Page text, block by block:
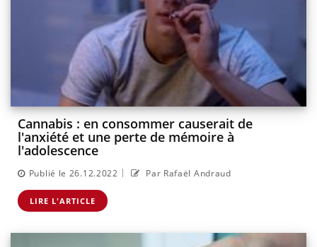
Cannabis : en consommer causerait de
l'anxiété et une perte de mémoire à
l'adolescence
Publié le 26.12.2022 | Par Rafaël Andraud
LIRE L'ARTICLE